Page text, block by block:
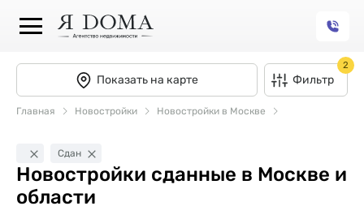
Показать на карте Фильтр
2
Главная Новостройки Новостройки в Москве
Сдан
Новостройки сданные в Москве и
области